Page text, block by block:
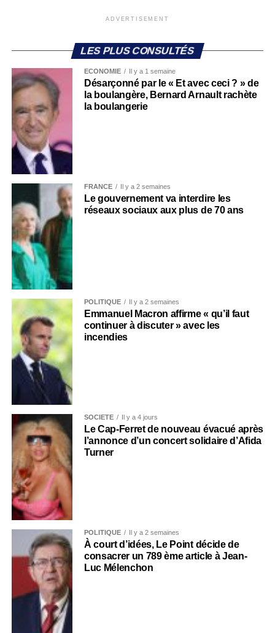
ADVERTISEMENT
LES PLUS CONSULTÉS
ECONOMIE Il y a 1 semaine
Désarçonné par le « Et avec ceci ? » de
la boulangère, Bernard Arnault rachète
la boulangerie
FRANCE Il y a 2 semaines
Le gouvernement va interdire les
réseaux sociaux aux plus de 70 ans
POLITIQUE Il y a 2 semaines
Emmanuel Macron affirme « qu’il faut
continuer à discuter » avec les
incendies
SOCIÉTÉ Il y a 4 jours
Le Cap-Ferret de nouveau évacué après
l’annonce d’un concert solidaire d’Afida
Turner
POLITIQUE Il y a 2 semaines
À court d’idées, Le Point décide de
consacrer un 789 ème article à Jean-
Luc Mélenchon